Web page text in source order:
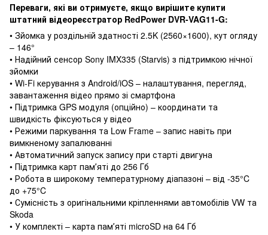
Переваги, які ви отримуєте, якщо вирішите купити
штатний відеореєстратор RedPower DVR-VAG11-G:
• Зйомка у роздільній здатності 2.5K (2560×1600), кут огляду
– 146°
• Надійний сенсор Sony IMX335 (Starvis) з підтримкою нічної
зйомки
• Wi-Fi керування з Android/iOS – налаштування, перегляд,
завантаження відео прямо зі смартфона
• Підтримка GPS модуля (опційно) – координати та
швидкість фіксуються у відео
• Режими паркування та Low Frame – запис навіть при
вимкненому запалюванні
• Автоматичний запуск запису при старті двигуна
• Підтримка карт памʼяті до 256 Гб
• Робота в широкому температурному діапазоні – від -35°C
до +75°C
• Сумісність з оригінальними кріпленнями автомобілів VW та
Skoda
• У комплекті – карта памʼяті microSD на 64 Гб